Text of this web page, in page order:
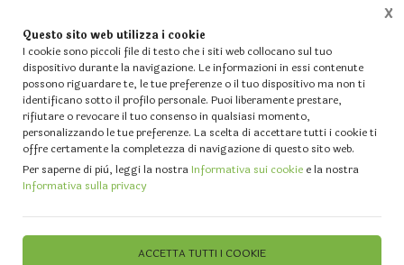
Questo sito web utilizza i cookie
I cookie sono piccoli file di testo che i siti web collocano sul tuo
dispositivo durante la navigazione. Le informazioni in essi contenute
possono riguardare te, le tue preferenze o il tuo dispositivo ma non ti
identificano sotto il profilo personale. Puoi liberamente prestare,
rifiutare o revocare il tuo consenso in qualsiasi momento,
personalizzando le tue preferenze. La scelta di accettare tutti i cookie ti
offre certamente la completezza di navigazione di questo sito web.
Per saperne di più, leggi la nostraInformativa sui cookie e la nostra
Informativa sulla privacy
ACCETTA TUTTI I COOKIE
X
Home Vetrina ARTICOLI PER NASCITA - Fiocchi Nascita - Tulli - Sacchetti - Scatole
Carrozzina Espositore Celeste
con Scatole - Sconti per Fioristi
e Aziende